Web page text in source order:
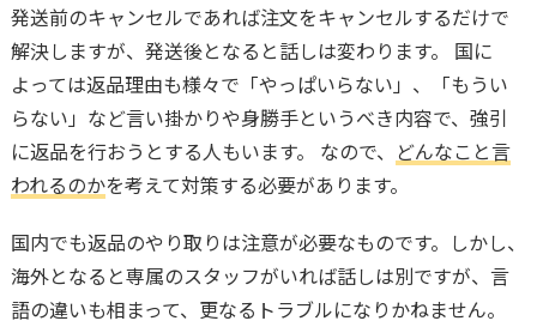
発送前のキャンセルであれば注文をキャンセルするだけで
解決しますが、発送後となると話しは変わります。 国に
よっては返品理由も様々で「やっぱいらない」、「もうい
らない」など言い掛かりや身勝手というべき内容で、強引
に返品を行おうとする人もいます。 なので、 どんなこと言
われるのかを考えて対策する必要があります。
国内でも返品のやり取りは注意が必要なものです。しかし、
海外となると専属のスタッフがいれば話しは別ですが、言
語の違いも相まって、更なるトラブルになりかねません。